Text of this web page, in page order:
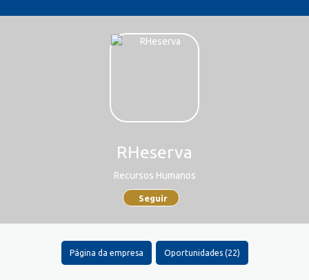
RHeserva
Recursos Humanos
Seguir
Página da empresa Oportunidades (22)